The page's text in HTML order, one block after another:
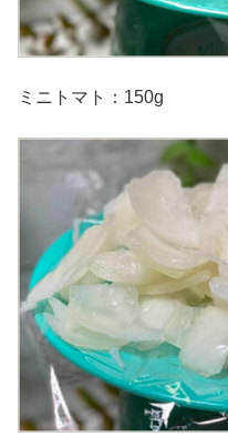
ミニトマト：150g